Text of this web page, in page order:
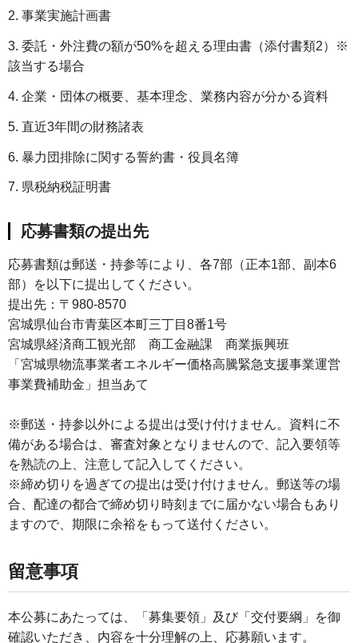
2. 事業実施計画書
3. 委託・外注費の額が50%を超える理由書（添付書類2）※
該当する場合
4. 企業・団体の概要、基本理念、業務内容が分かる資料
5. 直近3年間の財務諸表
6. 暴力団排除に関する誓約書・役員名簿
7. 県税納税証明書
応募書類の提出先
応募書類は郵送・持参等により、各7部（正本1部、副本6
部）を以下に提出してください。
提出先：〒980-8570
宮城県仙台市青葉区本町三丁目8番1号
宮城県経済商工観光部 商工金融課 商業振興班
「宮城県物流事業者エネルギー価格高騰緊急支援事業運営
事業費補助金」担当あて
※郵送・持参以外による提出は受け付けません。資料に不
備がある場合は、審査対象となりませんので、記入要領等
を熟読の上、注意して記入してください。
※締め切りを過ぎての提出は受け付けません。郵送等の場
合、配達の都合で締め切り時刻までに届かない場合もあり
ますので、期限に余裕をもって送付ください。
留意事項
本公募にあたっては、「募集要領」及び「交付要綱」を御
確認いただき、内容を十分理解の上、応募願います。